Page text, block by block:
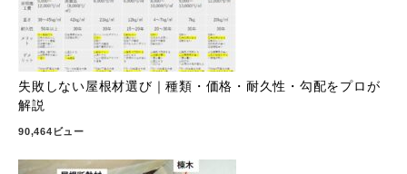
失敗しない屋根材選び｜種類・価格・耐久性・勾配をプロが
解説
90,464ビュー